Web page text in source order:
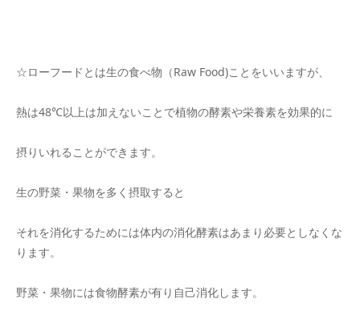
☆ローフードとは生の食べ物（Raw Food)ことをいいますが、
熱は48℃以上は加えないことで植物の酵素や栄養素を効果的に
摂りいれることができます。
生の野菜・果物を多く摂取すると
それを消化するためには体内の消化酵素はあまり必要としなくな
ります。
野菜・果物には食物酵素が有り自己消化します。